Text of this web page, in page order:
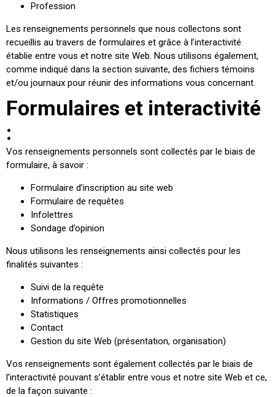
Profession
Les renseignements personnels que nous collectons sont
recueillis au travers de formulaires et grâce à l’interactivité
établie entre vous et notre site Web. Nous utilisons également,
comme indiqué dans la section suivante, des fichiers témoins
et/ou journaux pour réunir des informations vous concernant.
Formulaires et interactivité
:
Vos renseignements personnels sont collectés par le biais de
formulaire, à savoir :
Formulaire d’inscription au site web
Formulaire de requêtes
Infolettres
Sondage d’opinion
Nous utilisons les renseignements ainsi collectés pour les
finalités suivantes :
Suivi de la requête
Informations / Offres promotionnelles
Statistiques
Contact
Gestion du site Web (présentation, organisation)
Vos renseignements sont également collectés par le biais de
l’interactivité pouvant s’établir entre vous et notre site Web et ce,
de la façon suivante :